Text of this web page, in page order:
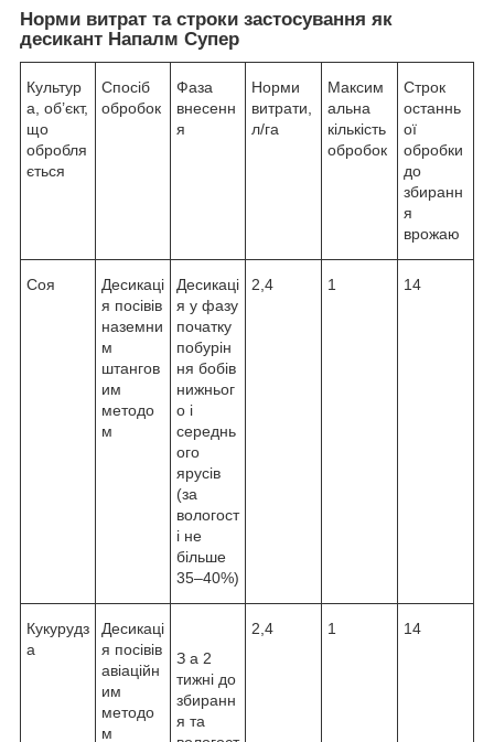
Норми витрат та строки застосування як
десикант Напалм Супер
Культур
а, об’єкт,
що
обробля
ється
Спосіб
обробок
Фаза
внесенн
я
Норми
витрати,
л/га
Максим
альна
кількість
обробок
Строк
останнь
ої
обробки
до
збиранн
я
врожаю
Соя
Десикаці
я посівів
наземни
м
штангов
им
методо
м
Десикаці
я у фазу
початку
побурін
ня бобів
нижньог
о і
середнь
ого
ярусів
(за
вологост
і не
більше
35–40%)
2,4 1 14
Кукурудз
а
Десикаці
я посівів
авіаційн
им
методо
м
З а 2
тижні до
збиранн
я та
2,4 1 14